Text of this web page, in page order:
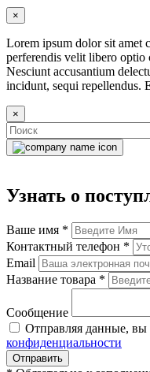
×
Lorem ipsum dolor sit amet
perferendis velit libero optio
Nesciunt accusantium
incidunt, sequi repellendus.
×
Узнать о
Ваше имя *
Контактный телефон *
Email
Название товара *
Сообщение
Отправляя данные, вы
конфиденциальности
Отправить